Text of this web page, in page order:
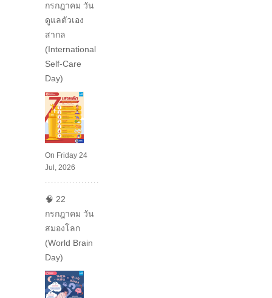
กรกฎาคม วัน
ดูแลตัวเอง
สากล
(International
Self-Care
Day)
On Friday 24
Jul, 2026
🧠 22
กรกฎาคม วัน
สมองโลก
(World Brain
Day)